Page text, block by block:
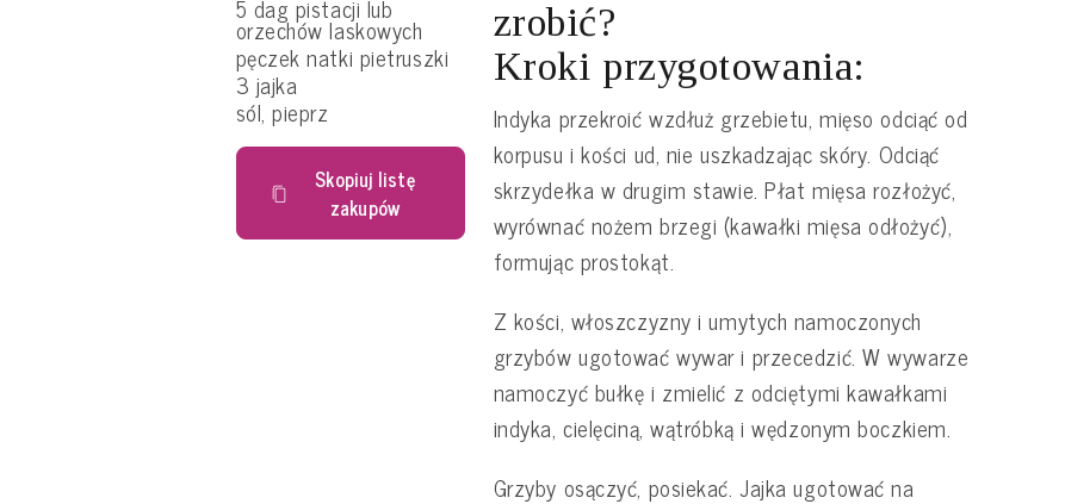
5 dag pistacji lub
orzechów laskowych
pęczek natki pietruszki
3 jajka
sól, pieprz
Skopiuj listę
zakupów
zrobić?
Kroki przygotowania:
Indyka przekroić wzdłuż grzebietu, mięso odciąć od
korpusu i kości ud, nie uszkadzając skóry. Odciąć
skrzydełka w drugim stawie. Płat mięsa rozłożyć,
wyrównać nożem brzegi (kawałki mięsa odłożyć),
formując prostokąt.
Z kości, włoszczyzny i umytych namoczonych
grzybów ugotować wywar i przecedzić. W wywarze
namoczyć bułkę i zmielić z odciętymi kawałkami
indyka, cielęciną, wątróbką i wędzonym boczkiem.
Grzyby osączyć, posiekać. Jajka ugotować na